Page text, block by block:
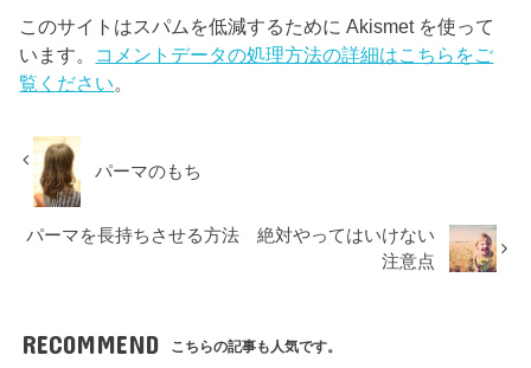
このサイトはスパムを低減するために Akismet を使って
います。 コメントデータの処理方法の詳細はこちらをご
覧ください。
パーマのもち
パーマを長持ちさせる方法 絶対やってはいけない
注意点
RECOMMEND こちらの記事も人気です。